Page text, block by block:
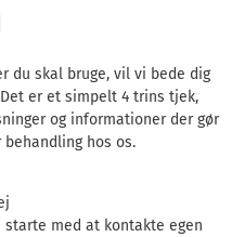
du skal bruge, vil vi bede dig
er et simpelt 4 trins tjek,
og informationer der gør
hos os.
med at kontakte egen